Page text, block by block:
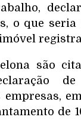
o que
são
de